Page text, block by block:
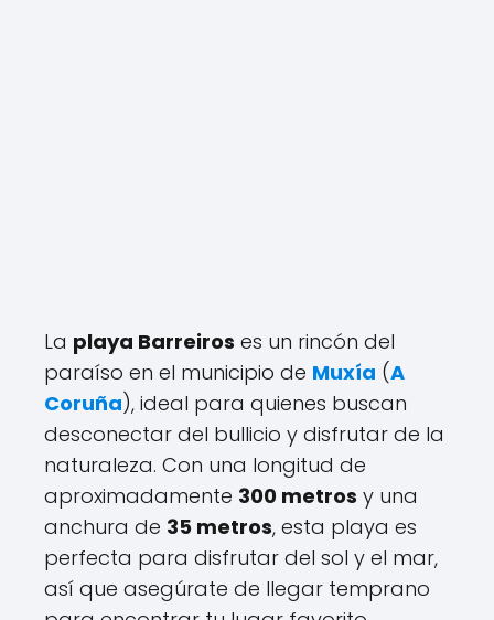
La playa Barreiros es un rincón del
paraíso en el municipio de Muxía (A
Coruña), ideal para quienes buscan
desconectar del bullicio y disfrutar de la
naturaleza. Con una longitud de
aproximadamente 300 metros y una
anchura de 35 metros, esta playa es
perfecta para disfrutar del sol y el mar,
así que asegúrate de llegar temprano